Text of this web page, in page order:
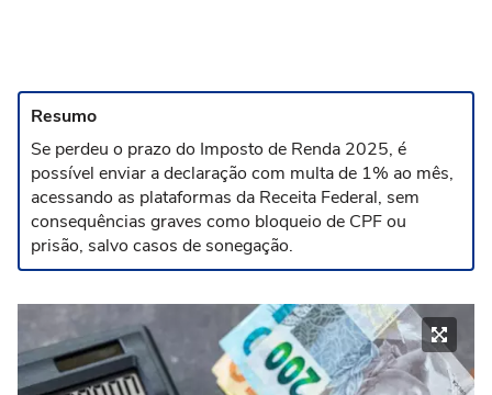
Resumo
Se perdeu o prazo do Imposto de Renda 2025, é
possível enviar a declaração com multa de 1% ao mês,
acessando as plataformas da Receita Federal, sem
consequências graves como bloqueio de CPF ou
prisão, salvo casos de sonegação.